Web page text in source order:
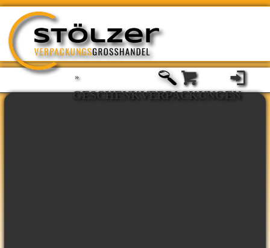
»
GESCHENKVERPACKUNGEN